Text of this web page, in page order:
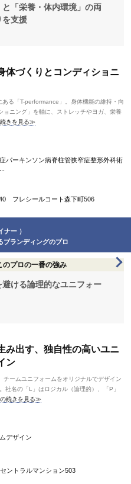
と「栄養・体内環境」の両
を支援
体づくりとコンディショニ
る「T-performance」。身体機能の維持・向
ョニング」を軸に、ストレッチやヨガ、栄養
きを見る≫
パーキンソン病脊柱管狭窄症整形外科術
フレシールコート森下町506
ナー ）
ブランディングのプロ
のプロの一番の強み
ける論理的なユニフォー
み出す、独自性の高いユニ
ン
ームユニフォームをオリジナルでデザイン
名の「L」はロジカル（論理的）、「P」
続きを見る≫
デザイン
ントラルマンション503